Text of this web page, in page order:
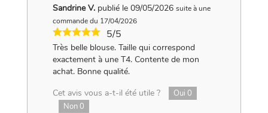
Sandrine V. publié le 09/05/2026 suite à une
commande du 17/04/2026
5/5
Très belle blouse. Taille qui correspond
exactement à une T4. Contente de mon
achat. Bonne qualité.
Cet avis vous a-t-il été utile ?
Oui 0
Non0